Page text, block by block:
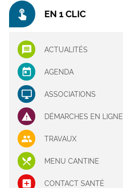
touch_app EN 1 CLIC
ACTUALITÉS
AGENDA
ASSOCIATIONS
DÉMARCHES EN LIGNE
TRAVAUX
MENU CANTINE
CONTACT SANTÉ